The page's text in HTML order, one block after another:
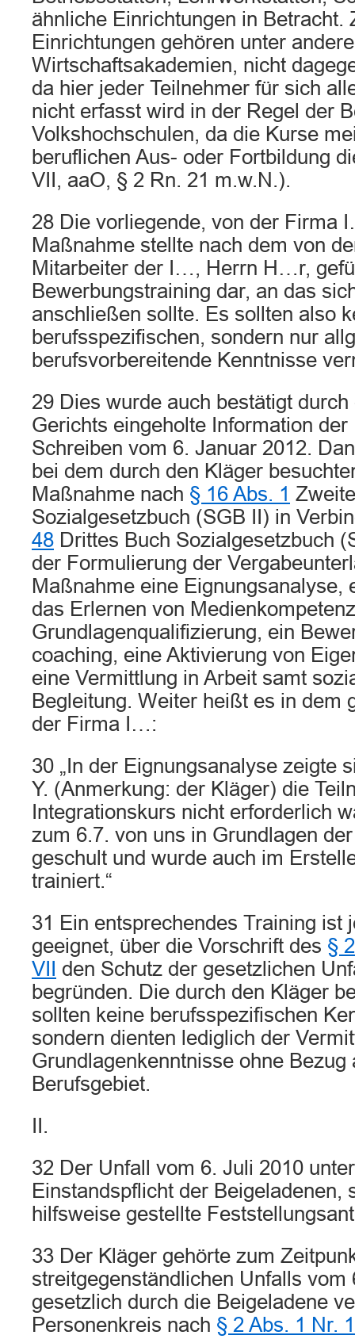
ähnliche Einrichtungen in Betracht.
Einrichtungen gehören unter
Wirtschaftsakademien, nicht
da hier jeder Teilnehmer für sich
nicht erfasst wird in der Regel der
Volkshochschulen, da die Kurse
beruflichen Aus- oder Fortbildung
VII, aaO, § 2 Rn. 21 m.w.N.).
28 Die vorliegende, von der Firma
Maßnahme stellte nach dem von
Mitarbeiter der I…, Herrn H…r,
Bewerbungstraining dar, an das
anschließen sollte. Es sollten also
berufsspezifischen, sondern nur
berufsvorbereitende Kenntnisse
29 Dies wurde auch bestätigt
Gerichts eingeholte Information
Schreiben vom 6. Januar 2012.
bei dem durch den Kläger
Maßnahme nach § 16 Abs. 1
Sozialgesetzbuch (SGB II) in
48 Drittes Buch Sozialgesetzbuch
der Formulierung der
Maßnahme eine Eignungsanalyse,
das Erlernen von
Grundlagenqualifizierung, ein
coaching, eine Aktivierung von
eine Vermittlung in Arbeit samt
Begleitung. Weiter heißt es in dem
der Firma I…:
30 „In der Eignungsanalyse zeigte
Y. (Anmerkung: der Kläger) die
Integrationskurs nicht erforderlich
zum 6.7. von uns in Grundlagen
geschult und wurde auch im
trainiert.“
31 Ein entsprechendes Training ist
geeignet, über die Vorschrift des §
VII
den Schutz der gesetzlichen
begründen. Die durch den Kläger
sollten keine berufsspezifischen
sondern dienten lediglich der
Grundlagenkenntnisse ohne
Berufsgebiet.
II.
32 Der Unfall vom 6. Juli 2010
Einstandspflicht der Beigeladenen,
hilfsweise gestellte
33 Der Kläger gehörte zum
streitgegenständlichen Unfalls vom
gesetzlich durch die Beigeladene
Personenkreis nach § 2 Abs. 1 Nr.